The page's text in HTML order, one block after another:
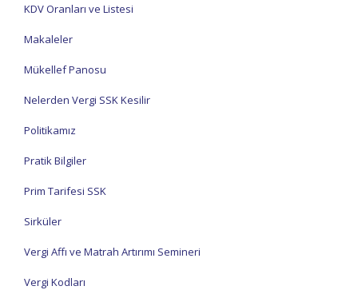
KDV Oranları ve Listesi
Makaleler
Mükellef Panosu
Nelerden Vergi SSK Kesilir
Politikamız
Pratik Bilgiler
Prim Tarifesi SSK
Sirküler
Vergi Affı ve Matrah Artırımı Semineri
Vergi Kodları